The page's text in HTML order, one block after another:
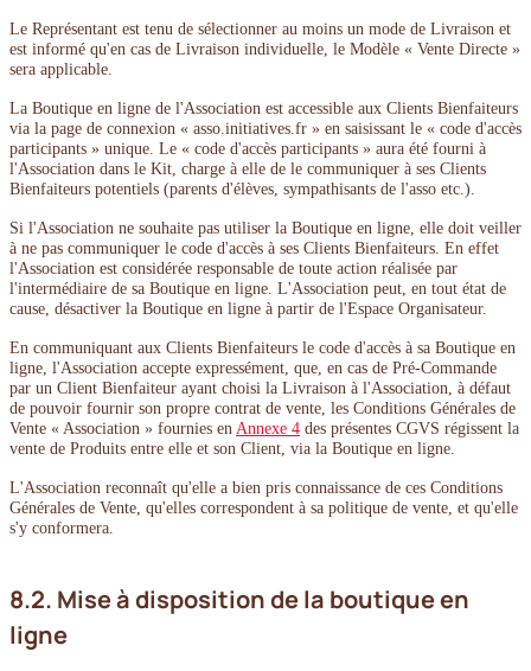
Le Représentant est tenu de sélectionner au moins un mode de Livraison et
est informé qu'en cas de Livraison individuelle, le Modèle « Vente Directe »
sera applicable.
La Boutique en ligne de l'Association est accessible aux Clients Bienfaiteurs
via la page de connexion « asso.initiatives.fr » en saisissant le « code d'accès
participants » unique. Le « code d'accès participants » aura été fourni à
l'Association dans le Kit, charge à elle de le communiquer à ses Clients
Bienfaiteurs potentiels (parents d'élèves, sympathisants de l'asso etc.).
Si l'Association ne souhaite pas utiliser la Boutique en ligne, elle doit veiller
à ne pas communiquer le code d'accès à ses Clients Bienfaiteurs. En effet
l'Association est considérée responsable de toute action réalisée par
l'intermédiaire de sa Boutique en ligne. L'Association peut, en tout état de
cause, désactiver la Boutique en ligne à partir de l'Espace Organisateur.
En communiquant aux Clients Bienfaiteurs le code d'accès à sa Boutique en
ligne, l'Association accepte expressément, que, en cas de Pré-Commande
par un Client Bienfaiteur ayant choisi la Livraison à l'Association, à défaut
de pouvoir fournir son propre contrat de vente, les Conditions Générales de
Vente « Association » fournies en Annexe 4 des présentes CGVS régissent la
vente de Produits entre elle et son Client, via la Boutique en ligne.
L'Association reconnaît qu'elle a bien pris connaissance de ces Conditions
Générales de Vente, qu'elles correspondent à sa politique de vente, et qu'elle
s'y conformera.
8.2. Mise à disposition de la boutique en
ligne